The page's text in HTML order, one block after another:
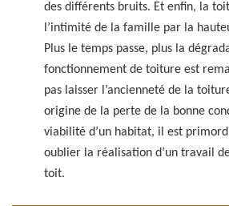
des différents bruits. Et enfin, la
l’intimité de la famille par la
Plus le temps passe, plus la
fonctionnement de toiture est
pas laisser l’ancienneté de la
origine de la perte de la bonne
viabilité d’un habitat, il est
oublier la réalisation d’un travail
toit.